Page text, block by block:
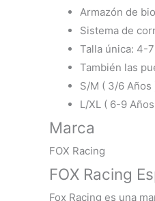
Armazón de
Sistema de
Talla única: 4-
También las
S/M ( 3/6 Años
L/XL ( 6-9
Marca
FOX Racing
FOX Racing
Fox Racing es una